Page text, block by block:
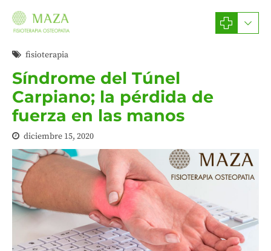
fisioterapia
Síndrome del Túnel
Carpiano; la pérdida de
fuerza en las manos
diciembre 15, 2020